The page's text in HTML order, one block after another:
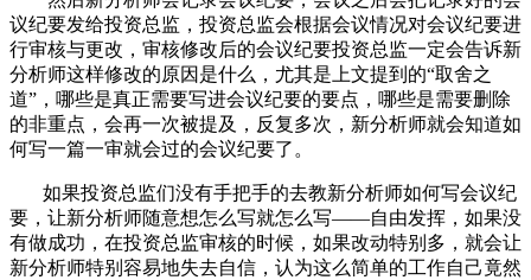
议纪要发给投资总监，投资总监会根据会议情况对会议纪要进
行审核与更改，审核修改后的会议纪要投资总监一定会告诉新
分析师这样修改的原因是什么，尤其是上文提到的“取舍之
道”，哪些是真正需要写进会议纪要的要点，哪些是需要删除
的非重点，会再一次被提及，反复多次，新分析师就会知道如
何写一篇一审就会过的会议纪要了。
如果投资总监们没有手把手的去教新分析师如何写会议纪
要，让新分析师随意想怎么写就怎么写——自由发挥，如果没
有做成功，在投资总监审核的时候，如果改动特别多，就会让
新分析师特别容易地失去自信，认为这么简单的工作自己竟然